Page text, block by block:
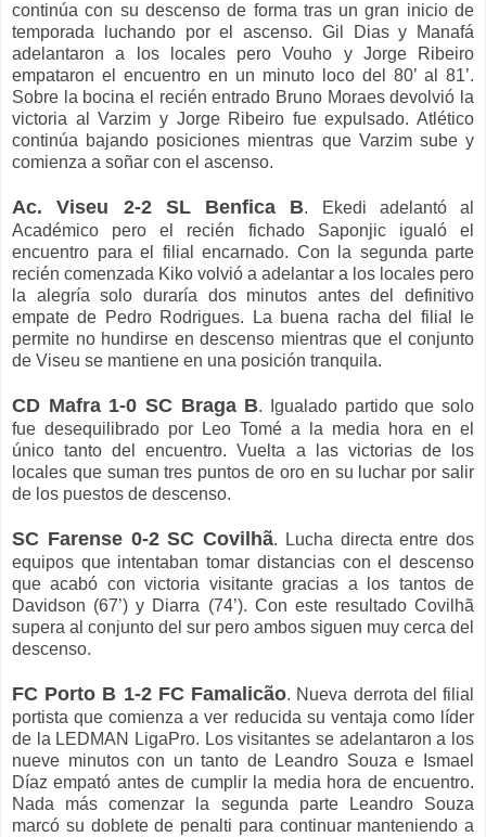
continúa con su descenso de forma tras un gran inicio de
temporada luchando por el ascenso. Gil Dias y Manafá
adelantaron a los locales pero Vouho y Jorge Ribeiro
empataron el encuentro en un minuto loco del 80’ al 81’.
Sobre la bocina el recién entrado Bruno Moraes devolvió la
victoria al Varzim y Jorge Ribeiro fue expulsado. Atlético
continúa bajando posiciones mientras que Varzim sube y
comienza a soñar con el ascenso.
Ac. Viseu 2-2 SL Benfica B. Ekedi adelantó al
Académico pero el recién fichado Saponjic igualó el
encuentro para el filial encarnado. Con la segunda parte
recién comenzada Kiko volvió a adelantar a los locales pero
la alegría solo duraría dos minutos antes del definitivo
empate de Pedro Rodrigues. La buena racha del filial le
permite no hundirse en descenso mientras que el conjunto
de Viseu se mantiene en una posición tranquila.
CD Mafra 1-0 SC Braga B. Igualado partido que solo
fue desequilibrado por Leo Tomé a la media hora en el
único tanto del encuentro. Vuelta a las victorias de los
locales que suman tres puntos de oro en su luchar por salir
de los puestos de descenso.
SC Farense 0-2 SC Covilhã. Lucha directa entre dos
equipos que intentaban tomar distancias con el descenso
que acabó con victoria visitante gracias a los tantos de
Davidson (67’) y Diarra (74’). Con este resultado Covilhã
supera al conjunto del sur pero ambos siguen muy cerca del
descenso.
FC Porto B 1-2 FC Famalicão. Nueva derrota del filial
portista que comienza a ver reducida su ventaja como líder
de la LEDMAN LigaPro. Los visitantes se adelantaron a los
nueve minutos con un tanto de Leandro Souza e Ismael
Díaz empató antes de cumplir la media hora de encuentro.
Nada más comenzar la segunda parte Leandro Souza
marcó su doblete de penalti para continuar manteniendo a